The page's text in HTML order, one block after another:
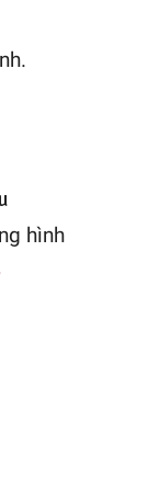
hình